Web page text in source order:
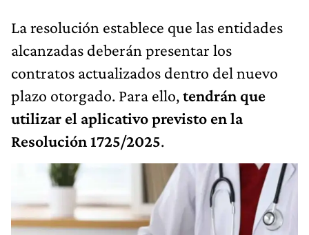
La resolución establece que las entidades
alcanzadas deberán presentar los
contratos actualizados dentro del nuevo
plazo otorgado. Para ello,tendrán que
utilizar el aplicativo previsto en la
Resolución 1725/2025.